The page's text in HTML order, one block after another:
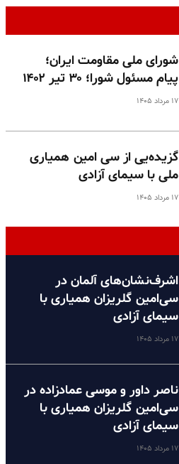
شورای ملی مقاومت ایران؛
پیام مسئول شورا؛ ۳۰ تیر ۱۴۰۲
۱۷ مرداد ۱۴۰۵
گزیده‌یی از سی امین همیاری
ملی با سیمای آزادی
۱۷ مرداد ۱۴۰۵
اشرف‌نشان‌های آلمان در
سی‌امین گلریزان همیاری با
سیمای آزادی
۱۷ مرداد ۱۴۰۵
ناصر داور و موسی عمادزاده در
سی‌امین گلریزان همیاری با
سیمای آزادی
۱۷ مرداد ۱۴۰۵